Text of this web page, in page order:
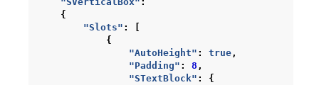
{
"Slots" :
{
"AutoHeight" : true,
"Padding" : 8 ,
"STextBlock" :
{